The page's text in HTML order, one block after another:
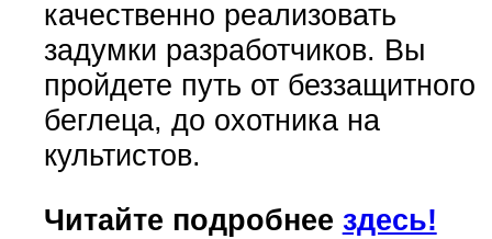
качественно реализовать
задумки разработчиков. Вы
пройдете путь от беззащитного
беглеца, до охотника на
культистов.
Читайте подробнее здесь!